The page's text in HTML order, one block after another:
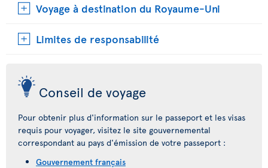
Voyage à destination du Royaume-Uni
Limites de responsabilité
Conseil de voyage
Pour obtenir plus d'information sur le passeport et les visas
requis pour voyager, visitez le site gouvernemental
correspondant au pays d'émission de votre passeport :
Gouvernement français